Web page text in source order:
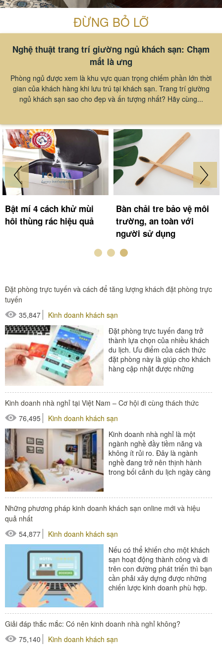
ĐỪNG BỎ LỠ
Nghệ thuật trang trí giường ngủ khách sạn: Chạm
mắt là ưng
Phòng ngủ được xem là khu vực quan trọng chiếm phần lớn thời
gian của khách hàng khi lưu trú tại khách sạn. Trang trí giường
ngủ khách sạn sao cho đẹp và ấn tượng nhất? Hãy cùng...
Bật mí 4 cách khử mùi
hôi thùng rác hiệu quả
Bàn chải tre bảo vệ môi
trường, an toàn với
người sử dụng
Đặt phòng trực tuyến và cách để tăng lượng khách đặt phòng trực
tuyến
35,847
Kinh doanh khách sạn
Đặt phòng trực tuyến đang trở
thành lựa chọn của nhiều khách
du lịch. Ưu điểm của cách thức
đặt phòng này là giúp cho khách
hàng cập nhật được những
#đồ amenities khách sạn
#thiết bị buồng phòng
Kinh doanh nhà nghỉ tại Việt Nam – Cơ hội đi cùng thách thức
76,495
Kinh doanh khách sạn
Kinh doanh nhà nghỉ là một
ngành nghề đầy tiềm năng và
không ít rủi ro. Đây là ngành
nghề đang trở nên thịnh hành
trong bối cảnh du lịch ngày càng
#đồ amenities khách sạn
#thiết bị buồng phòng
Những phương pháp kinh doanh khách sạn online mới và hiệu
quả nhất
54,877
Kinh doanh khách sạn
Nếu có thể khiến cho một khách
sạn hoạt động thành công và đi
trên con đường phát triển thì bạn
cần phải xây dựng được những
chiến lược kinh doanh phù hợp.
#thiết bị buồng phòng
#thiết bị sảnh - ngoại cảnh
Giải đáp thắc mắc: Có nên kinh doanh nhà nghỉ không?
75,140
Kinh doanh khách sạn